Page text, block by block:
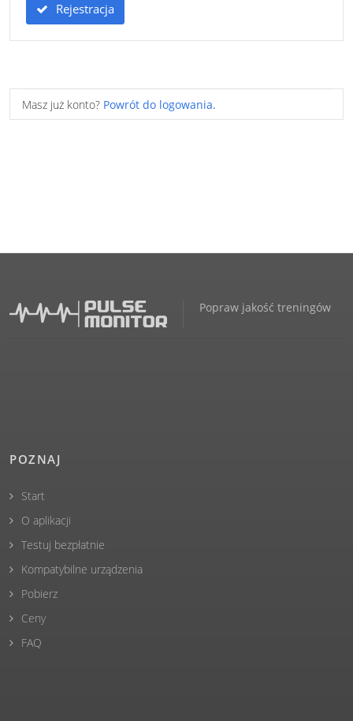
Rejestracja
Masz już konto? Powrót do logowania.
Popraw jakość treningów
POZNAJ
Start
O aplikacji
Testuj bezpłatnie
Kompatybilne urządzenia
Pobierz
Ceny
FAQ